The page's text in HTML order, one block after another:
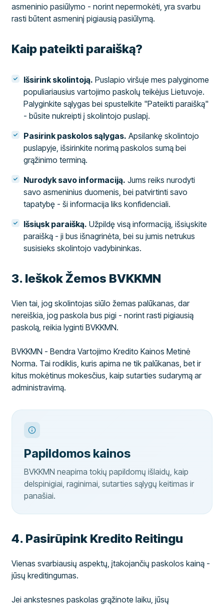
asmeninio pasiūlymo - norint nepermokėti, yra svarbu
rasti būtent asmeninį pigiausią pasiūlymą.
Kaip pateikti paraišką?
Išsirink skolintoją. Puslapio viršuje mes palyginome
populiariausius vartojimo paskolų teikėjus Lietuvoje.
Palyginkite sąlygas bei spustelkite "Pateikti paraišką"
- būsite nukreipti į skolintojo puslapį.
Pasirink paskolos sąlygas. Apsilankę skolintojo
puslapyje, išsirinkite norimą paskolos sumą bei
grąžinimo terminą.
Nurodyk savo informaciją. Jums reiks nurodyti
savo asmeninius duomenis, bei patvirtinti savo
tapatybę - ši informacija liks konfidenciali.
Išsiųsk paraišką. Užpildę visą informaciją, išsiųskite
paraišką - ji bus išnagrinėta, bei su jumis netrukus
susisieks skolintojo vadybininkas.
​3. Ieškok Žemos BVKKMN
Vien tai, jog skolintojas siūlo žemas palūkanas, dar
nereiškia, jog paskola bus pigi - norint rasti pigiausią
paskolą, reikia lyginti BVKKMN.
BVKKMN - Bendra Vartojimo Kredito Kainos Metinė
Norma. Tai rodiklis, kuris apima ne tik palūkanas, bet ir
kitus mokėtinus mokesčius, kaip sutarties sudarymą ar
administravimą.
Papildomos kainos
BVKKMN neapima tokių papildomų išlaidų, kaip
delspinigiai, raginimai, sutarties sąlygų keitimas ir
panašiai.
​4. Pasirūpink Kredito Reitingu
Vienas svarbiausių aspektų, įtakojančių paskolos kainą -
jūsų kreditingumas.
Jei ankstesnes paskolas grąžinote laiku, jūsų